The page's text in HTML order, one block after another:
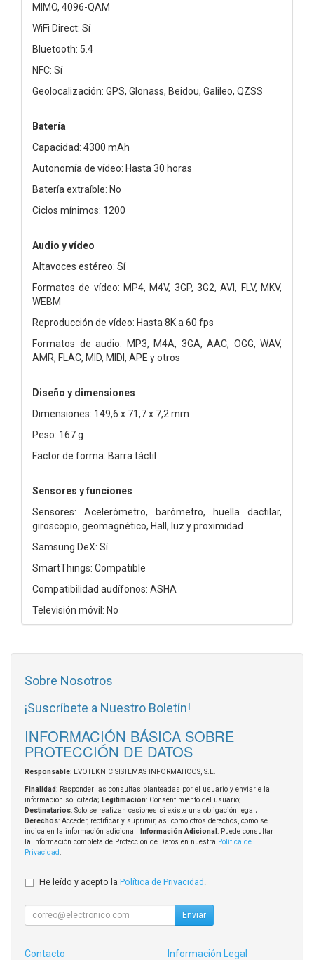
MIMO, 4096-QAM
WiFi Direct: Sí
Bluetooth: 5.4
NFC: Sí
Geolocalización: GPS, Glonass, Beidou, Galileo, QZSS
Batería
Capacidad: 4300 mAh
Autonomía de vídeo: Hasta 30 horas
Batería extraíble: No
Ciclos mínimos: 1200
Audio y vídeo
Altavoces estéreo: Sí
Formatos de vídeo: MP4, M4V, 3GP, 3G2, AVI, FLV, MKV,
WEBM
Reproducción de vídeo: Hasta 8K a 60 fps
Formatos de audio: MP3, M4A, 3GA, AAC, OGG, WAV,
AMR, FLAC, MID, MIDI, APE y otros
Diseño y dimensiones
Dimensiones: 149,6 x 71,7 x 7,2 mm
Peso: 167 g
Factor de forma: Barra táctil
Sensores y funciones
Sensores: Acelerómetro, barómetro, huella dactilar,
giroscopio, geomagnético, Hall, luz y proximidad
Samsung DeX: Sí
SmartThings: Compatible
Compatibilidad audífonos: ASHA
Televisión móvil: No
Sobre Nosotros
¡Suscríbete a Nuestro Boletín!
INFORMACIÓN BÁSICA SOBRE
PROTECCIÓN DE DATOS
Responsable: EVOTEKNIC SISTEMAS INFORMATICOS, S.L.
Finalidad: Responder las consultas planteadas por el usuario y enviarle la
información solicitada; Legitimación: Consentimiento del usuario;
Destinatarios: Solo se realizan cesiones si existe una obligación legal;
Derechos: Acceder, rectificar y suprimir, así como otros derechos, como se
indica en la información adicional;
Información Adicional : Puede consultar
la información completa de Protección de Datos en nuestra Política de
Privacidad
He leído y acepto la Política de Privacidad
Enviar
Contacto Información Legal